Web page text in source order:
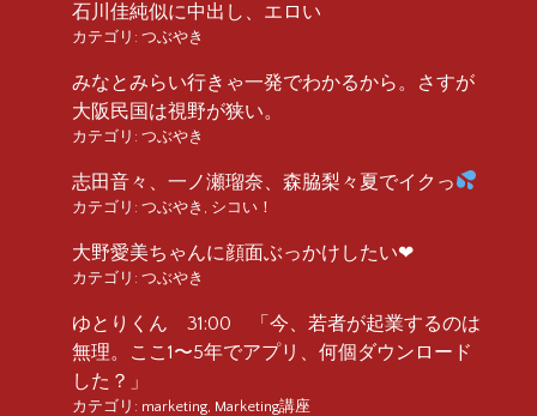
石川佳純似に中出し、エロい
カテゴリ: つぶやき
みなとみらい行きゃ一発でわかるから。さすが
大阪民国は視野が狭い。
カテゴリ: つぶやき
志田音々、一ノ瀬瑠奈、森脇梨々夏でイクっ
カテゴリ: つぶやき シコい！
大野愛美ちゃんに顔面ぶっかけしたい❤︎
カテゴリ: つぶやき
ゆとりくん 31:00 「今、若者が起業するのは
無理。ここ1〜5年でアプリ、何個ダウンロード
した？」
カテゴリ: marketing Marketing講座